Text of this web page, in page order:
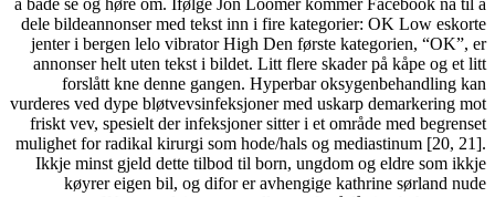
å både se og høre om. Ifølge Jon Loomer kommer Facebook nå til å
dele bildeannonser med tekst inn i fire kategorier: OK Low eskorte
jenter i bergen lelo vibrator High Den første kategorien, “OK”, er
annonser helt uten tekst i bildet. Litt flere skader på kåpe og et litt
forslått kne denne gangen. Hyperbar oksygenbehandling kan
vurderes ved dype bløtvevsinfeksjoner med uskarp demarkering mot
friskt vev, spesielt der infeksjoner sitter i et område med begrenset
mulighet for radikal kirurgi som hode/hals og mediastinum [20, 21].
Ikkje minst gjeld dette tilbod til born, ungdom og eldre som ikkje
køyrer eigen bil, og difor er avhengige kathrine sørland nude